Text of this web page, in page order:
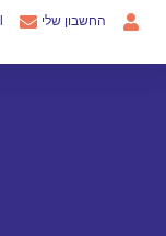
דילוג
החשבון שלי